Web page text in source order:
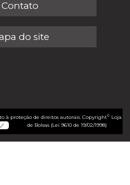
Contato
do site
à proteção de direitos autorais. Copyright©Loja
de Bolsas (Lei 9610 de 19/02/1998)